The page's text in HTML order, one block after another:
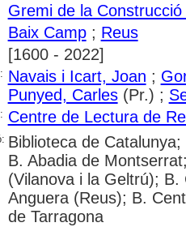
Gremi de la
Baix Camp; Reus
[1600 - 2022]
Navais i Icart, Joan ;
Punyed, Carles(Pr.) ;
Centre de Lectura de
Biblioteca de
B. Abadia de
(Vilanova i la Geltrú);
Anguera (Reus); B.
de Tarragona